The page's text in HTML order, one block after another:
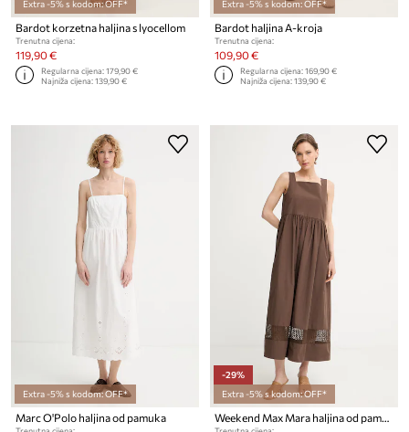
Extra -5% s kodom: OFF*
Bardot korzetna haljina s lyocellom
Trenutna cijena:
119,90 €
Regularna cijena:179,90 €
Najniža cijena:139,90 €
Extra -5% s kodom: OFF*
Bardot haljina A-kroja
Trenutna cijena:
109,90 €
Regularna cijena:169,90 €
Najniža cijena:139,90 €
Extra -5% s kodom: OFF*
Marc O'Polo haljina od pamuka
-29%
Extra -5% s kodom: OFF*
Weekend Max Mara haljina od pamuka GOLA